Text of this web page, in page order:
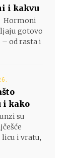
i kakvu
Hormoni
gotovo
od rasta i
i kako
su
i vratu,